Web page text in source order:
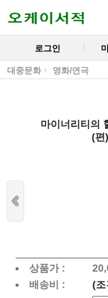
로그인
대중문화 영화/연극
마이너리티의
(편
상품가 :
배송비 :
(조